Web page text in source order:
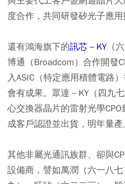
度合作，共同研發矽光子應用
還有鴻海旗下的訊芯－KY （
博通（Broadcom）合作開發
入ASIC（特定應用積體電路
會有成果。眾達－KY（四九
心交換器晶片的雷射光學
成客戶認證並出貨，明年量產
其他非屬光通訊族群、卻與
設備商，譬如萬潤（六一八